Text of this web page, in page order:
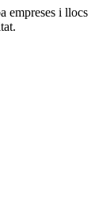
empreses i llocs